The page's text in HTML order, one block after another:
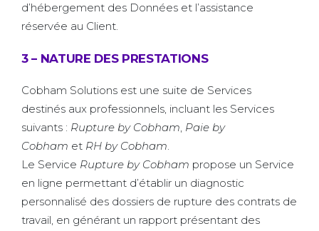
d’hébergement des Données et l’assistance
réservée au Client.
3 – NATURE DES PRESTATIONS
Cobham Solutions est une suite de Services
destinés aux professionnels, incluant les Services
suivants : Rupture by Cobham, Paie by
Cobham et RH by Cobham.
Le Service Rupture by Cobham propose un Service
en ligne permettant d’établir un diagnostic
personnalisé des dossiers de rupture des contrats de
travail, en générant un rapport présentant des